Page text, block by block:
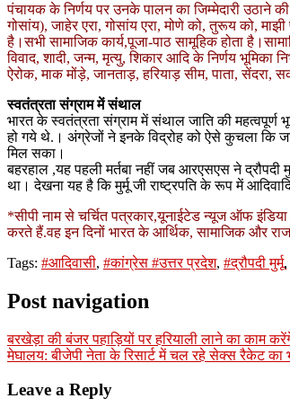
पंचायक के निर्णय पर उनके पालन का जिम्मेदारी उठाने
गोसांय), जाहेर एरा, गोसांय एरा, मोणे को, तुरूय को,
है।सभी सामाजिक कार्य,पूजा-पाठ सामूहिक होता
विवाद, शादी, जन्म, मृत्यु, शिकार आदि के निर्णय भूमिका
ऐरोक, माक मोंड़े, जानताड़, हरियाड़ सीम, पाता, सेंदरा,
स्वतंत्रता संग्राम में संथाल
भारत के स्वतंत्रता संग्राम में संथाल जाति की महत्वपूर्ण
हो गये थे.। अंग्रेजों ने इनके विद्रोह को ऐसे कुचला कि
मिल सका।
बहरहाल ,यह पहली मर्तबा नहीं जब आरएसएस ने द्रौपदी
था। देखना यह है कि मुर्मू जी राष्ट्रपति के रूप में
*सीपी नाम से चर्चित पत्रकार,यूनाईटेड न्यूज ऑफ
करते हैं.वह इन दिनों भारत के आर्थिक, सामाजिक और
Tags: #आदिवासी, #कांग्रेस #उत्तर प्रदेश, #द्रौपदी मुर्मू,
Post navigation
बरखेड़ा की बंजर पहाड़ियों पर हरियाली लाने का काम
मेघालय: बीजेपी नेता के रिसार्ट में चल रहे सेक्स रैकेट का
Leave a Reply